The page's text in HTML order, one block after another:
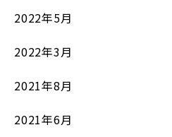
2022年5月
2022年3月
2021年8月
2021年6月